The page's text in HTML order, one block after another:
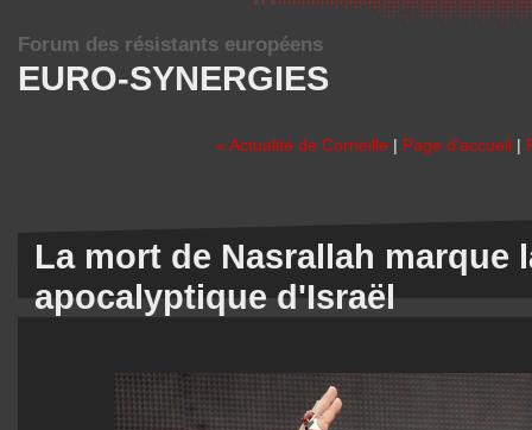
EURO-SYNERGIES
Forum des résistants européens
« Actualité de Corneille | Page d'accueil |
La mort de Nasrallah marque
apocalyptique d'Israël